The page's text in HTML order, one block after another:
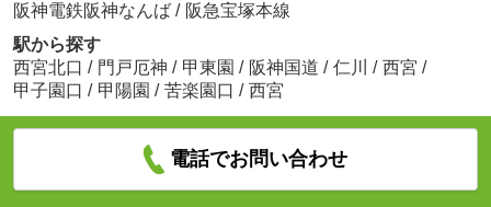
阪神電鉄阪神なんば / 阪急宝塚本線
駅から探す
西宮北口 / 門戸厄神 / 甲東園 / 阪神国道 / 仁川 / 西宮 /
甲子園口 / 甲陽園 / 苦楽園口 / 西宮
電話でお問い合わせ